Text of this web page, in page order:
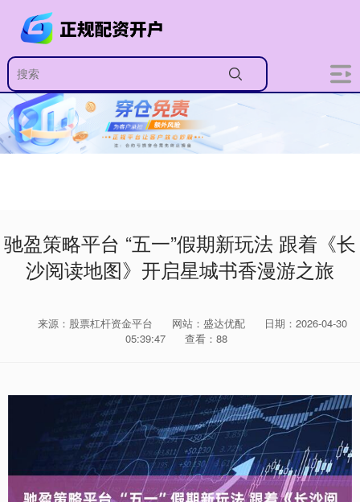
驰盈策略平台 “五一”假期新玩法 跟着《长
沙阅读地图》开启星城书香漫游之旅
来源：股票杠杆资金平台 网站：盛达优配
日期：2026-04-30
05:39:47
查看：88